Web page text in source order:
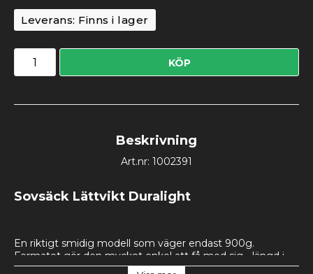
Leverans: Finns i lager
KÖP
Beskrivning
Art.nr: 1002391
Sovsäck Lättvikt Duralight
En riktigt smidig modell som väger endast 900g.
Formatet gör den mycket enkel att få med sig - längd i
komprimeringsäck endast 29cm och diam.16cm.